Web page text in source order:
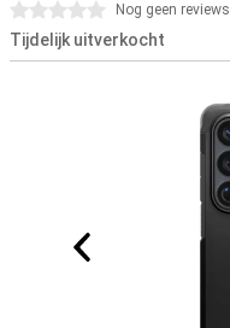
0 sterren Nog geen reviews
Tijdelijk uitverkocht